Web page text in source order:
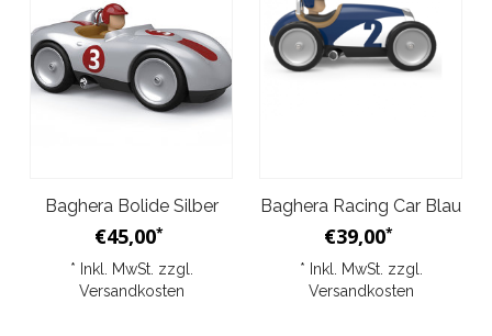
Baghera Bolide Silber
€45,00*
* Inkl. MwSt. zzgl.
Versandkosten
Baghera Racing Car Blau
€39,00*
* Inkl. MwSt. zzgl.
Versandkosten